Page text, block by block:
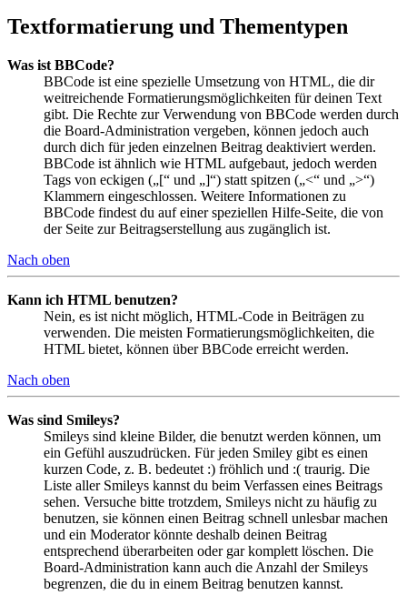
Textformatierung und Thementypen
Was ist BBCode?
BBCode ist eine spezielle Umsetzung von HTML, die dir
weitreichende Formatierungsmöglichkeiten für deinen Text
gibt. Die Rechte zur Verwendung von BBCode werden durch
die Board-Administration vergeben, können jedoch auch
durch dich für jeden einzelnen Beitrag deaktiviert werden.
BBCode ist ähnlich wie HTML aufgebaut, jedoch werden
Tags von eckigen („[“ und „]“) statt spitzen („<“ und „>“)
Klammern eingeschlossen. Weitere Informationen zu
BBCode findest du auf einer speziellen Hilfe-Seite, die von
der Seite zur Beitragserstellung aus zugänglich ist.
Nach oben
Kann ich HTML benutzen?
Nein, es ist nicht möglich, HTML-Code in Beiträgen zu
verwenden. Die meisten Formatierungsmöglichkeiten, die
HTML bietet, können über BBCode erreicht werden.
Nach oben
Was sind Smileys?
Smileys sind kleine Bilder, die benutzt werden können, um
ein Gefühl auszudrücken. Für jeden Smiley gibt es einen
kurzen Code, z. B. bedeutet :) fröhlich und :( traurig. Die
Liste aller Smileys kannst du beim Verfassen eines Beitrags
sehen. Versuche bitte trotzdem, Smileys nicht zu häufig zu
benutzen, sie können einen Beitrag schnell unlesbar machen
und ein Moderator könnte deshalb deinen Beitrag
entsprechend überarbeiten oder gar komplett löschen. Die
Board-Administration kann auch die Anzahl der Smileys
begrenzen, die du in einem Beitrag benutzen kannst.